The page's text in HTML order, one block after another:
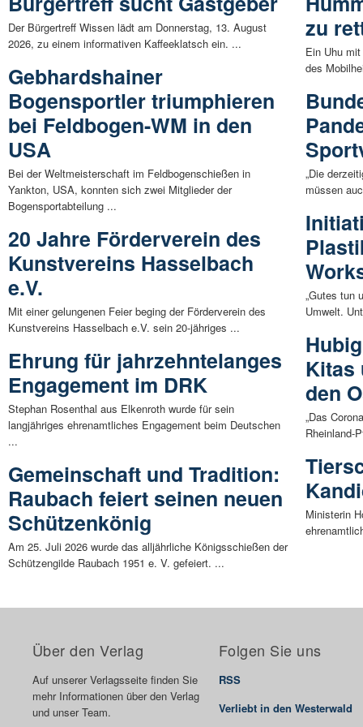
Der Bürgertreff Wissen lädt am Donnerstag, 13. August
2026, zu einem informativen Kaffeeklatsch ein. ...
Gebhardshainer
Bogensportler triumphieren
bei Feldbogen-WM in den
USA
Bei der Weltmeisterschaft im Feldbogenschießen in
Yankton, USA, konnten sich zwei Mitglieder der
Bogensportabteilung ...
20 Jahre Förderverein des
Kunstvereins Hasselbach
e.V.
Mit einer gelungenen Feier beging der Förderverein des
Kunstvereins Hasselbach e.V. sein 20-jähriges ...
Ehrung für jahrzehntelanges
Engagement im DRK
Stephan Rosenthal aus Elkenroth wurde für sein
langjähriges ehrenamtliches Engagement beim Deutschen
...
Gemeinschaft und Tradition:
Raubach feiert seinen neuen
Schützenkönig
Am 25. Juli 2026 wurde das alljährliche Königsschießen der
Schützengilde Raubach 1951 e. V. gefeiert. ...
zu
Ein Uhu
des
„Die
müssen
„Gutes tun
Umwelt.
Kitas
den
„Das
Rheinland-
Ministerin
Über den Verlag
Auf unserer Verlagsseite finden Sie
mehr Informationen über den Verlag
und unser Team.
Folgen Sie uns
RSS
Verliebt in den Westerwald